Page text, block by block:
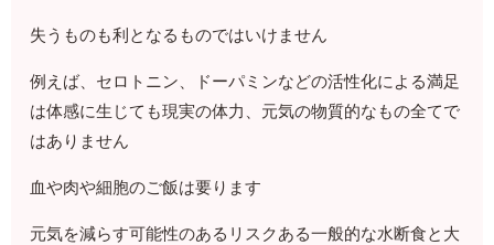
失うものも利となるものではいけません
例えば、セロトニン、ドーパミンなどの活性化による満足
は体感に生じても現実の体力、元気の物質的なもの全てで
はありません
血や肉や細胞のご飯は要ります
元気を減らす可能性のあるリスクある一般的な水断食と大